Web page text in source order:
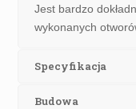
Jest bardzo
wykonanych
Specyfikacja
Budowa